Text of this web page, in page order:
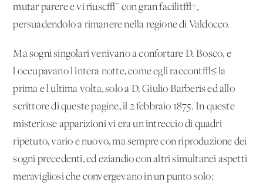
mutar parere e vi riusc√¨ con gran facilit√†,
persuadendolo a rimanere nella regione di Valdocco.
Ma sogni singolari venivano a confortare D. Bosco, e
l'occupavano l'intera notte, come egli raccont√≤ la
prima e l'ultima volta, solo a D. Giulio Barberis ed allo
scrittore di queste pagine, il 2 febbraio 1875. In queste
misteriose apparizioni vi era un intreccio di quadri
ripetuto, vario e nuovo, ma sempre con riproduzione dei
sogni precedenti, ed eziandio con altri simultanei aspetti
meravigliosi che convergevano in un punto solo: